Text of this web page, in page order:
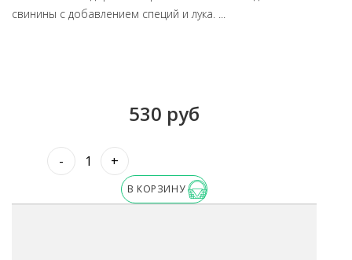
свинины с добавлением специй и лука. ...
530 руб
- +
В КОРЗИНУ